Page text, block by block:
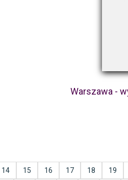
Warszawa -
14 15 16 17 18 19